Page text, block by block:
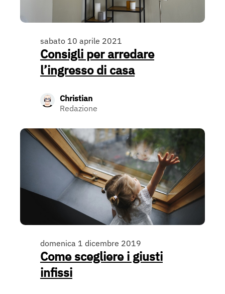
sabato 10 aprile 2021
Consigli per arredare
l’ingresso di casa
Christian
Redazione
domenica 1 dicembre 2019
Come scegliere i giusti
infissi